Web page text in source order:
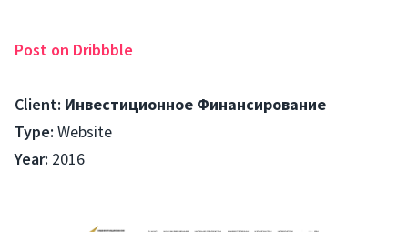
Post on Dribbble
Client: Инвестиционное Финансирование
Type: Website
Year: 2016